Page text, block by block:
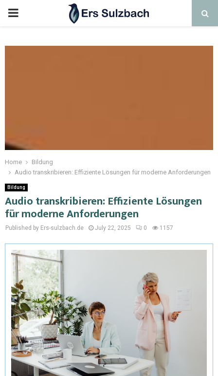
Home
Bildung
Audio transkribieren: Effiziente Lösungen für moderne Anforderungen
Bildung
Audio transkribieren: Effiziente Lösungen
für moderne Anforderungen
Published by Ers-sulzbach.de July 22, 2025 0 1157